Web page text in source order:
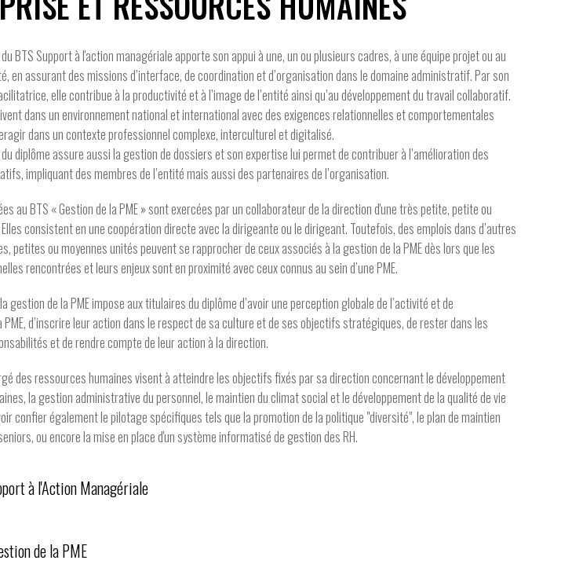
BTS Support à l'action managériale apporte son appui à une, un ou plusieurs cadres, à une équipe projet ou au
en assurant des missions d’interface, de coordination et d’organisation dans le domaine administratif. Par son
elle contribue à la productivité et à l’image de l’entité ainsi qu’au développement du travail collaboratif.
dans un environnement national et international avec des exigences relationnelles et comportementales
dans un contexte professionnel complexe, interculturel et digitalisé.
diplôme assure aussi la gestion de dossiers et son expertise lui permet de contribuer à l’amélioration des
impliquant des membres de l’entité mais aussi des partenaires de l’organisation.
au BTS « Gestion de la PME » sont exercées par un collaborateur de la direction d'une très petite, petite ou
consistent en une coopération directe avec la dirigeante ou le dirigeant. Toutefois, des emplois dans d’autres
petites ou moyennes unités peuvent se rapprocher de ceux associés à la gestion de la PME dès lors que les
rencontrées et leurs enjeux sont en proximité avec ceux connus au sein d’une PME.
gestion de la PME impose aux titulaires du diplôme d’avoir une perception globale de l’activité et de
PME, d’inscrire leur action dans le respect de sa culture et de ses objectifs stratégiques, de rester dans les
et de rendre compte de leur action à la direction.
des ressources humaines visent à atteindre les objectifs fixés par sa direction concernant le développement
la gestion administrative du personnel, le maintien du climat social et le développement de la qualité de vie
confier également le pilotage spécifiques tels que la promotion de la politique "diversité", le plan de maintien
ou encore la mise en place d'un système informatisé de gestion des RH.
à l'Action Managériale
de la PME